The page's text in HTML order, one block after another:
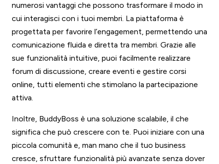
numerosi vantaggi che possono trasformare il modo in
cui interagisci con i tuoi membri. La piattaforma è
progettata per favorire l’engagement, permettendo una
comunicazione fluida e diretta tra membri. Grazie alle
sue funzionalità intuitive, puoi facilmente realizzare
forum di discussione, creare eventi e gestire corsi
online, tutti elementi che stimolano la partecipazione
attiva.
Inoltre, BuddyBoss è una soluzione scalabile, il che
significa che può crescere con te. Puoi iniziare con una
piccola comunità e, man mano che il tuo business
cresce, sfruttare funzionalità più avanzate senza dover